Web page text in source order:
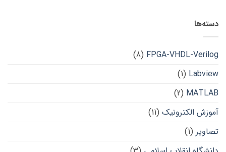
دسته‌ها
FPGA-VHDL-Verilog
(8)
Labview
(1)
MATLAB
(2)
آموزش الکترونیک (11)
تصاویر (1)